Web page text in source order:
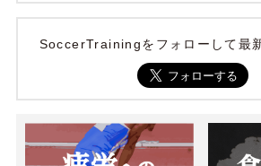
SoccerTrainingをフォローして最